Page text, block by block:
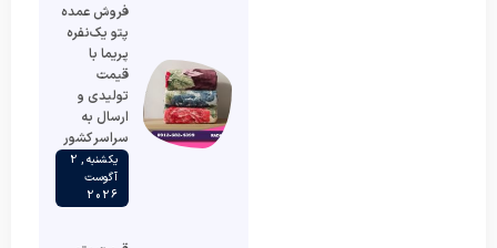
فروش عمده
پتو یک‌نفره
پریما با
قیمت
تولیدی و
ارسال به
سراسر کشور
یکشنبه , 2
آگوست
2026